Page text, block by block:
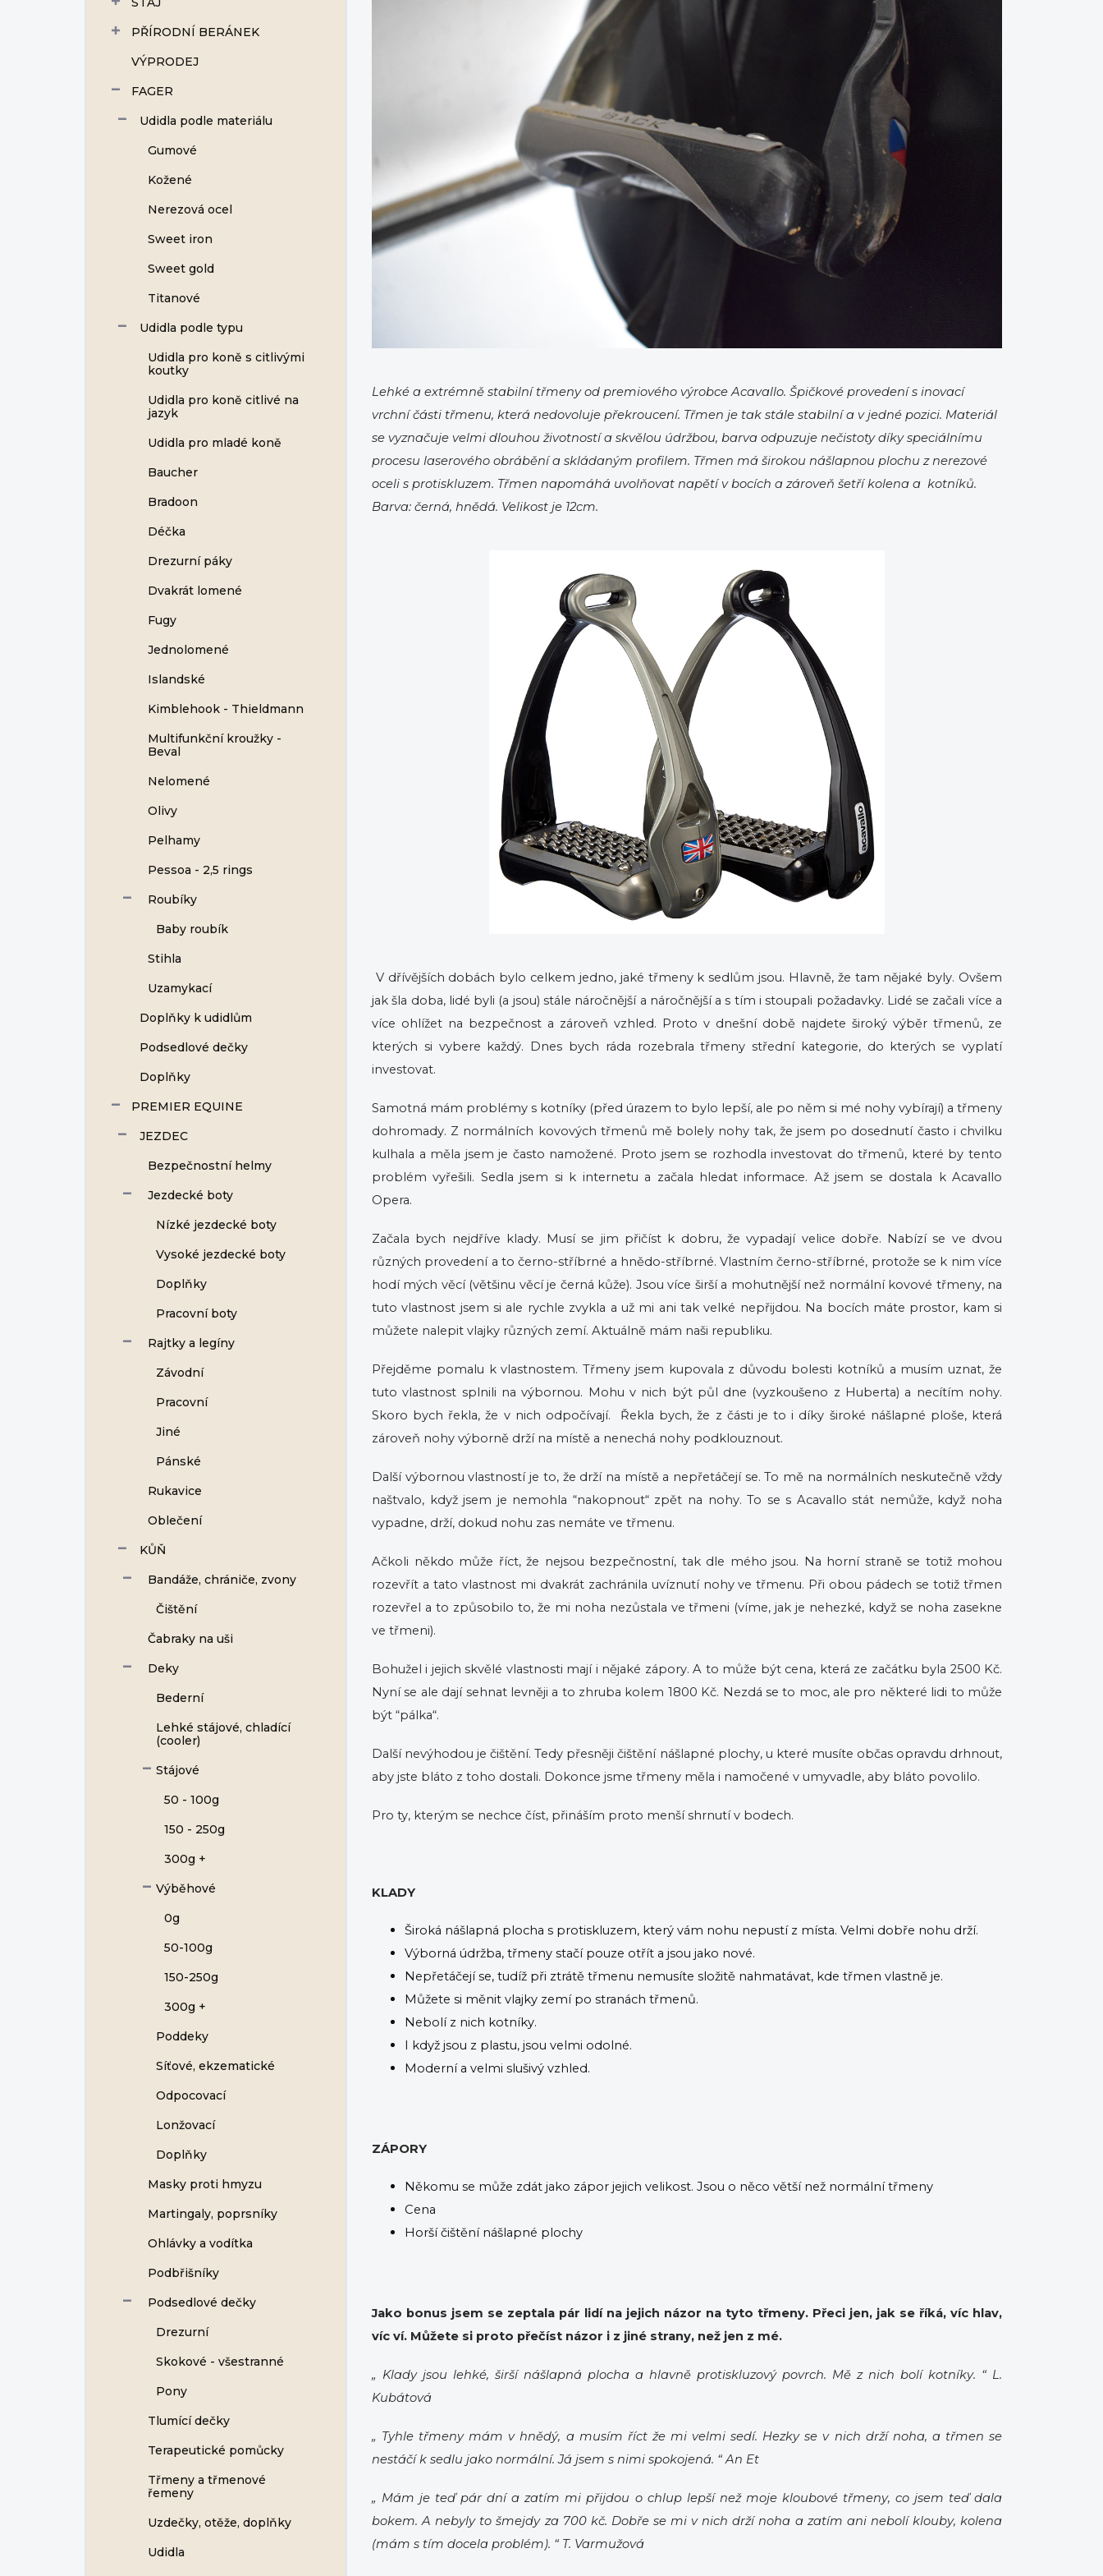
PŘÍRODNÍ BERÁNEK
VÝPRODEJ
FAGER
Udidla podle materiálu
Gumové
Kožené
Nerezová ocel
Sweet iron
Sweet gold
Titanové
Udidla podle typu
Udidla pro koně s citlivými
koutky
Udidla pro koně citlivé na
jazyk
Udidla pro mladé koně
Baucher
Bradoon
Déčka
Drezurní páky
Dvakrát lomené
Fugy
Jednolomené
Islandské
Kimblehook - Thieldmann
Multifunkční kroužky -
Beval
Nelomené
Olivy
Pelhamy
Pessoa - 2,5 rings
Roubíky
Baby roubík
Stihla
Uzamykací
Doplňky k udidlům
Podsedlové dečky
Doplňky
PREMIER EQUINE
JEZDEC
Bezpečnostní helmy
Jezdecké boty
Nízké jezdecké boty
Vysoké jezdecké boty
Doplňky
Pracovní boty
Rajtky a legíny
Závodní
Pracovní
Jiné
Pánské
Rukavice
Oblečení
KŮŇ
Bandáže, chrániče, zvony
Čištění
Čabraky na uši
Deky
Bederní
Lehké stájové, chladící
(cooler)
Stájové
50 - 100g
150 - 250g
300g +
Výběhové
0g
50-100g
150-250g
300g +
Poddeky
Síťové, ekzematické
Odpocovací
Lonžovací
Doplňky
Masky proti hmyzu
Martingaly, poprsníky
Ohlávky a vodítka
Podbřišníky
Podsedlové dečky
Drezurní
Skokové - všestranné
Pony
Tlumící dečky
Terapeutické pomůcky
Třmeny a třmenové
řemeny
Uzdečky, otěže, doplňky
Udidla
Lehké a extrémně stabilní třmeny od premiového výrobce Acavallo. Špičkové provedení s inovací
vrchní části třmenu, která nedovoluje překroucení. Třmen je tak stále stabilní a v jedné pozici. Materiál
se vyznačuje velmi dlouhou životností a skvělou údržbou, barva odpuzuje nečistoty díky speciálnímu
procesu laserového obrábění a skládaným profilem. Třmen má širokou nášlapnou plochu z nerezové
oceli s protiskluzem. Třmen napomáhá uvolňovat napětí v bocích a zároveň šetří kolena a kotníků.
Barva: černá, hnědá. Velikost je 12cm.
V dřívějších dobách bylo celkem jedno, jaké třmeny k sedlům jsou. Hlavně, že tam nějaké byly. Ovšem
jak šla doba, lidé byli (a jsou) stále náročnější a náročnější a s tím i stoupali požadavky. Lidé se začali více a
více ohlížet na bezpečnost a zároveň vzhled. Proto v dnešní době najdete široký výběr třmenů, ze
kterých si vybere každý. Dnes bych ráda rozebrala třmeny střední kategorie, do kterých se vyplatí
investovat.
Samotná mám problémy s kotníky (před úrazem to bylo lepší, ale po něm si mé nohy vybírají) a třmeny
dohromady. Z normálních kovových třmenů mě bolely nohy tak, že jsem po dosednutí často i chvilku
kulhala a měla jsem je často namožené. Proto jsem se rozhodla investovat do třmenů, které by tento
problém vyřešili. Sedla jsem si k internetu a začala hledat informace. Až jsem se dostala k Acavallo
Opera.
Začala bych nejdříve klady. Musí se jim přičíst k dobru, že vypadají velice dobře. Nabízí se ve dvou
různých provedení a to černo-stříbrné a hnědo-stříbrné. Vlastním černo-stříbrné, protože se k nim více
hodí mých věcí (většinu věcí je černá kůže). Jsou více širší a mohutnější než normální kovové třmeny, na
tuto vlastnost jsem si ale rychle zvykla a už mi ani tak velké nepřijdou. Na bocích máte prostor, kam si
můžete nalepit vlajky různých zemí. Aktuálně mám naši republiku.
Přejděme pomalu k vlastnostem. Třmeny jsem kupovala z důvodu bolesti kotníků a musím uznat, že
tuto vlastnost splnili na výbornou. Mohu v nich být půl dne (vyzkoušeno z Huberta) a necítím nohy.
Skoro bych řekla, že v nich odpočívají. Řekla bych, že z části je to i díky široké nášlapné ploše, která
zároveň nohy výborně drží na místě a nenechá nohy podklouznout.
Další výbornou vlastností je to, že drží na místě a nepřetáčejí se. To mě na normálních neskutečně vždy
naštvalo, když jsem je nemohla “nakopnout“ zpět na nohy. To se s Acavallo stát nemůže, když noha
vypadne, drží, dokud nohu zas nemáte ve třmenu.
Ačkoli někdo může říct, že nejsou bezpečnostní, tak dle mého jsou. Na horní straně se totiž mohou
rozevřít a tato vlastnost mi dvakrát zachránila uvíznutí nohy ve třmenu. Při obou pádech se totiž třmen
rozevřel a to způsobilo to, že mi noha nezůstala ve třmeni (víme, jak je nehezké, když se noha zasekne
ve třmeni).
Bohužel i jejich skvělé vlastnosti mají i nějaké zápory. A to může být cena, která ze začátku byla 2500 Kč.
Nyní se ale dají sehnat levněji a to zhruba kolem 1800 Kč. Nezdá se to moc, ale pro některé lidi to může
být “pálka“.
Další nevýhodou je čištění. Tedy přesněji čištění nášlapné plochy, u které musíte občas opravdu drhnout,
aby jste bláto z toho dostali. Dokonce jsme třmeny měla i namočené v umyvadle, aby bláto povolilo.
Pro ty, kterým se nechce číst, přináším proto menší shrnutí v bodech.
KLADY
Široká nášlapná plocha s protiskluzem, který vám nohu nepustí z místa. Velmi dobře nohu drží.
Výborná údržba, třmeny stačí pouze otřít a jsou jako nové.
Nepřetáčejí se, tudíž při ztrátě třmenu nemusíte složitě nahmatávat, kde třmen vlastně je.
Můžete si měnit vlajky zemí po stranách třmenů.
Nebolí z nich kotníky.
I když jsou z plastu, jsou velmi odolné.
Moderní a velmi slušivý vzhled.
ZÁPORY
Někomu se může zdát jako zápor jejich velikost. Jsou o něco větší než normální třmeny
Cena
Horší čištění nášlapné plochy
Jako bonus jsem se zeptala pár lidí na jejich názor na tyto třmeny. Přeci jen, jak se říká, víc hlav,
víc ví. Můžete si proto přečíst názor i z jiné strany, než jen z mé.
„ Klady jsou lehké, širší nášlapná plocha a hlavně protiskluzový povrch. Mě z nich bolí kotníky. “ L.
Kubátová
„ Tyhle třmeny mám v hnědý, a musím říct že mi velmi sedí. Hezky se v nich drží noha, a třmen se
nestáčí k sedlu jako normální. Já jsem s nimi spokojená. “ An Et
„ Mám je teď pár dní a zatím mi přijdou o chlup lepší než moje kloubové třmeny, co jsem teď dala
bokem. A nebyly to šmejdy za 700 kč. Dobře se mi v nich drží noha a zatím ani nebolí klouby, kolena
(mám s tím docela problém). “ T. Varmužová